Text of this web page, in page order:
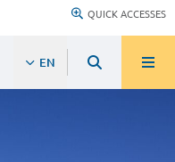
QUICK ACCESSES
EN